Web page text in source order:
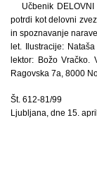
Učbenik
potrdi kot delovni
in spoznavanje
let. Ilustracije:
lektor: Božo Vračko.
Ragovska 7a, 8000
Št. 612-81/99
Ljubljana, dne 15.